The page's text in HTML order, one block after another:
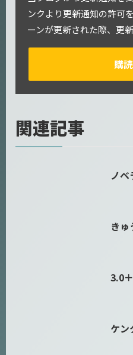
ンクより更新通知の許可
ーンが更新された際、更
購
関連記事
ノベ
き
3.0
ケン